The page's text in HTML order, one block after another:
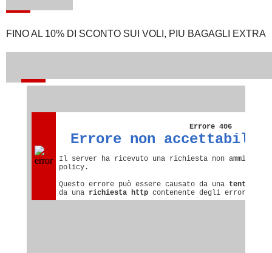
FINO AL 10% DI SCONTO SUI VOLI, PIU BAGAGLI EXTRA